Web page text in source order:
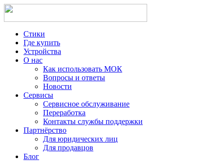
Стики
Где купить
Устройства
О нас
Как использовать МОК
Вопросы и ответы
Новости
Сервисы
Сервисное обслуживание
Переработка
Контакты службы поддержки
Партнёрство
Для юридических лиц
Для продавцов
Блог